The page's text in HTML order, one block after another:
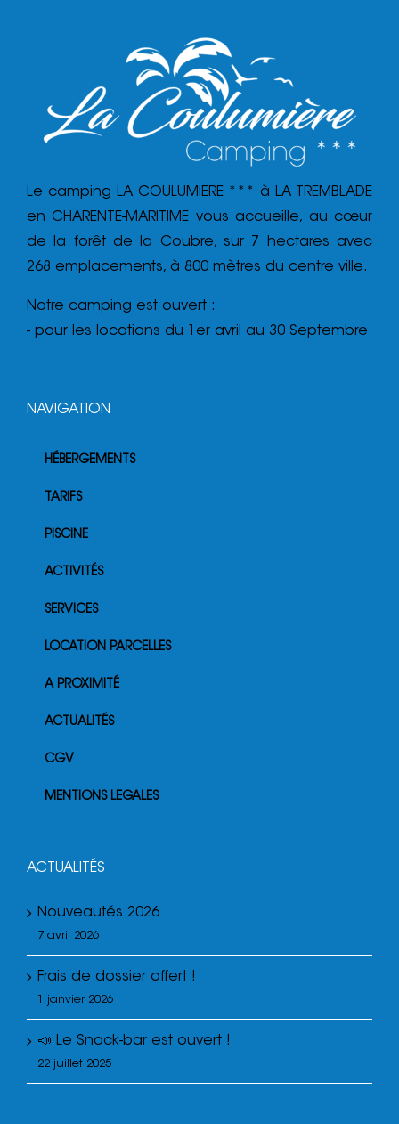
Le camping LA COULUMIERE *** à LA TREMBLADE
en CHARENTE-MARITIME vous accueille, au cœur
de la forêt de la Coubre, sur 7 hectares avec
268 emplacements, à 800 mètres du centre ville.
Notre camping est ouvert :
- pour les locations du 1er avril au 30 Septembre
NAVIGATION
HÉBERGEMENTS
TARIFS
PISCINE
ACTIVITÉS
SERVICES
LOCATION PARCELLES
A PROXIMITÉ
ACTUALITÉS
CGV
MENTIONS LEGALES
ACTUALITÉS
Nouveautés 2026
7 avril 2026
Frais de dossier offert !
1 janvier 2026
📣 Le Snack-bar est ouvert !
22 juillet 2025